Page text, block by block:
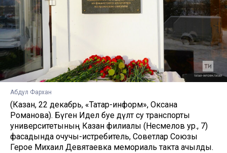
Абдул Фархан
(Казан, 22 декабрь, «Татар-информ», Оксана
Романова). Бүген Идел буе дәүләт су транспорты
университетының Казан филиалы (Несмелов ур., 7)
фасадында очучы-истребитель, Советлар Союзы
Герое Михаил Девятаевка мемориаль такта ачылды.